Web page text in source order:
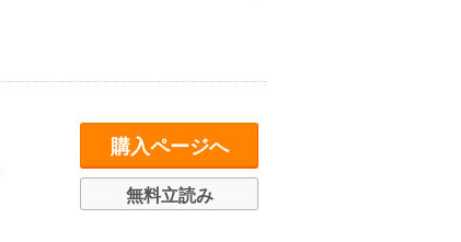
購入ページへ
無料立読み